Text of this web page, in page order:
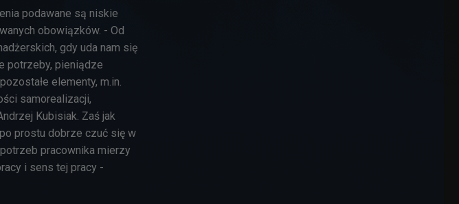
podawane są niskie
obowiązków. - Od
gdy uda nam się
potrzeby, pieniądze
elementy, m.in.
samorealizacji,
Kubisiak. Zaś jak
prostu dobrze czuć się w
pracownika mierzy
i sens tej pracy -